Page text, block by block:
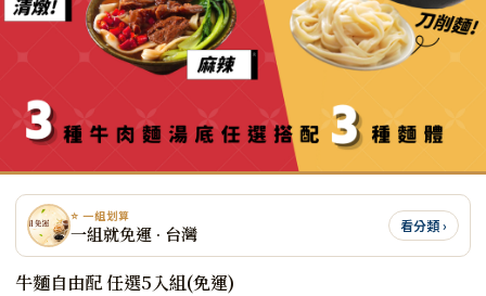
⭐ 一組划算
一組就免運 · 台灣 看分類 ›
牛麵自由配 任選5入組(免運)